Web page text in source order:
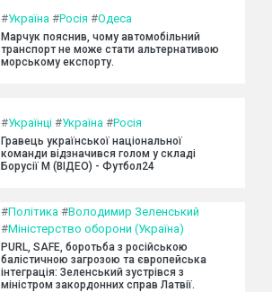
#Україна #Росія #Одеса
Марчук пояснив, чому автомобільний
транспорт не може стати альтернативою
морському експорту.
#Українці #Україна #Росія
Гравець української національної
команди відзначився голом у складі
Борусії М (ВІДЕО) - Футбол24
#Політика #Володимир Зеленський
#Міністерство оборони (Україна)
PURL, SAFE, боротьба з російською
балістичною загрозою та європейська
інтеграція: Зеленський зустрівся з
міністром закордонних справ Латвії.